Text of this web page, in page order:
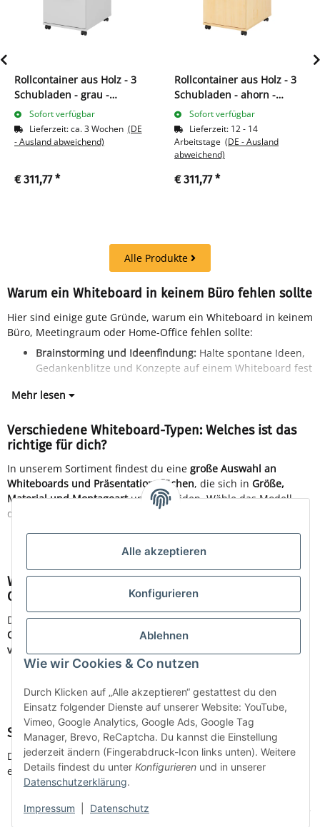
Alle akzeptieren
Konfigurieren
Ablehnen
Wie wir Cookies & Co nutzen
Durch Klicken auf „Alle akzeptieren“ gestattest du den
Einsatz folgender Dienste auf unserer Website: YouTube,
Vimeo, Google Analytics, Google Ads, Google Tag
Manager, Brevo, ReCaptcha. Du kannst die Einstellung
jederzeit ändern (Fingerabdruck-Icon links unten). Weitere
Details findest du unter Konfigurieren und in unserer
Datenschutzerklärung.
Impressum Datenschutz
Rollcontainer aus Holz - 3
Schubladen - grau -
Relinggriff Kunststoff
Sofort verfügbar
Lieferzeit:ca. 3 Wochen (DE
- Ausland abweichend)
€ 311,77*
Rollcontainer aus Holz - 3
Schubladen - ahorn -
Bogengriff Metall
Sofort verfügbar
Lieferzeit: 12 - 14
Arbeitstage (DE - Ausland
abweichend)
€ 311,77*
Alle Produkte
Warum ein Whiteboard in keinem Büro fehlen sollte
Hier sind einige gute Gründe, warum ein Whiteboard in keinem
Büro, Meetingraum oder Home-Office fehlen sollte:
Brainstorming und Ideenfindung: Halte spontane Ideen,
Gedankenblitze und Konzepte auf einem Whiteboard fest
Mehr lesen
Verschiedene Whiteboard-Typen: Welches ist das
richtige für dich?
In unserem Sortiment findest du eine große Auswahl an
Whiteboards und Präsentationsflächen, die sich in Größe,
Material und Montageartunterscheiden. Wähle das Modell,
das perfekt zu deinen Anforderungen passt:
Whiteboard-Oberflächen: Emaille, lackiert oder
Glas?
Die Oberfläche des Whiteboardsist einentscheidendes
Qualitätsmerkmal
. Wir bieten dirWhiteboards mit
verschiedenen Oberflächen
Mehr lesen
So pflegst du dein Whiteboard richtig
Damit du lange Freude an deinem Whiteboard hast, solltest du
es
regelmäßig und richtig pflegen:
Trocken abwischen:
Benutzung mit einem trockenen Schwamm oder Tuch ab.